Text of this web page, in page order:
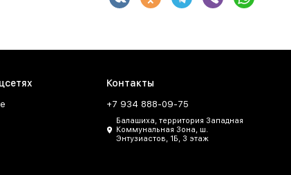
Контакты
+7 934 888-09-75
Балашиха, территория Западная
Коммунальная Зона, ш.
Энтузиастов, 1Б, 3 этаж